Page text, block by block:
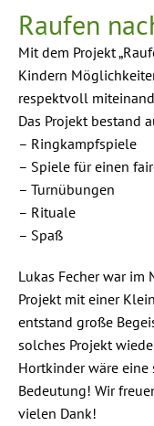
Raufen
Mit dem Projekt
Kindern
respektvoll
Das Projekt bestand
– Ringkampfspiele
– Spiele für einen
– Turnübungen
– Rituale
– Spaß
Lukas Fecher war im
Projekt mit einer
entstand große
solches Projekt
Hortkinder wäre
Bedeutung! Wir
vielen Dank!